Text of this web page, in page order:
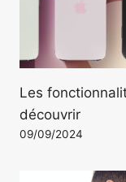
Les
découvrir
09/09/2024